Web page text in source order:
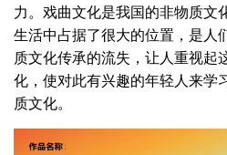
力。戏曲文化是我国的非物质文
生活中占据了很大的位置，是人
质文化传承的流失，让人重视起
化，使对此有兴趣的年轻人来学
质文化。